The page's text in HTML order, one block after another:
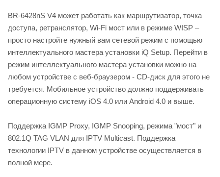
BR-6428nS V4 может работать как маршрутизатор, точка
доступа, ретранслятор, Wi-Fi мост или в режиме WISP –
просто настройте нужный вам сетевой режим с помощью
интеллектуального мастера установки iQ Setup. Перейти в
режим интеллектуального мастера установки можно на
любом устройстве с веб-браузером - CD-диск для этого не
требуется. Мобильное устройство должно поддерживать
операционную систему iOS 4.0 или Android 4.0 и выше.
Поддержка IGMP Proxy, IGMP Snooping, режима "мост" и
802.1Q TAG VLAN для IPTV Мulticast. Поддержка
технологии IPTV в данном устройстве осуществляется в
полной мере.